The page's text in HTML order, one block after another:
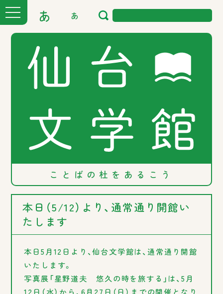
あ あ
ことばの 杜を あるこう
本日（5/12）より、通常通り開館い
たします
本日5月12日より、仙台文学館は、通常通り開館
いたします。
写真展「星野道夫 悠久の時を旅する」は、5月
12日（水）から、6月27日（日）までの開催となり